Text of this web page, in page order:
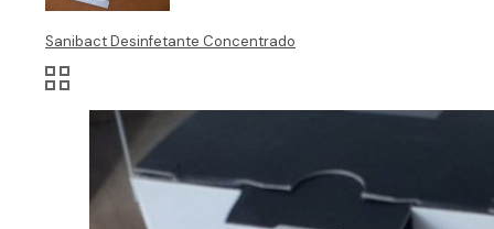
Sanibact Desinfetante Concentrado